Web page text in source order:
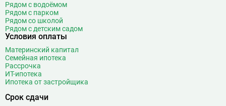
Бунинская аллея
Бутырская
В Вавиловская
Варшавская
ВДНХ
Верхние Лихоборы
Владыкино
Водный стадион
Рядом с водоёмом
Рядом с парком
Рядом со школой
Рядом с детским садом
Условия оплаты
Материнский капитал
Семейная ипотека
Рассрочка
ИТ-ипотека
Ипотека от застройщика
Срок сдачи